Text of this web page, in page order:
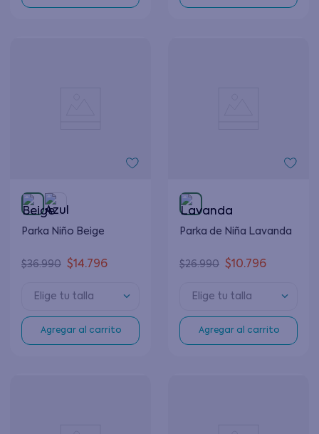
Parka Niño Beige
$36.990 $14.796
Elige tu talla
Agregar al carrito
Parka de Niña Lavanda
$26.990 $10.796
Elige tu talla
Agregar al carrito